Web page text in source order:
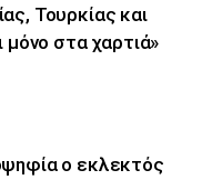
Τουρκίας και
μόνο στα χαρτιά»
ο εκλεκτός